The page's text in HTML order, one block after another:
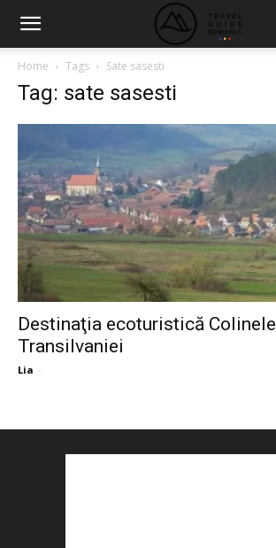
Home Tags Sate sasesti
Tag: sate sasesti
Destinaţia ecoturistică Colinele
Transilvaniei
Lia -